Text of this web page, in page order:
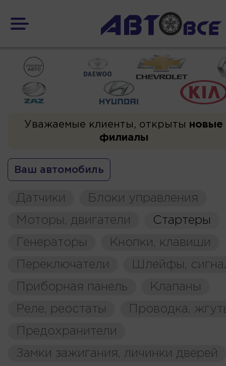
Уважаемые клиенты, открыты новые
филиалы
Ваш автомобиль
Датчики
Блоки управления
Моторы, двигатели
Стартеры
Генераторы
Кнопки, клавиши
Переключатели
Шлейфы,
Приборная панель
Клапаны
Реле, реостаты
Проводка,
Предохранители
Замки зажигания, личинки дверей